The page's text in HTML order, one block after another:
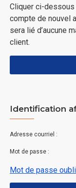
Cliquer ci-
compte de nouvel
sera lié d’aucune
client.
Identification
Adresse courriel :
Mot de passe :
Mot de passe